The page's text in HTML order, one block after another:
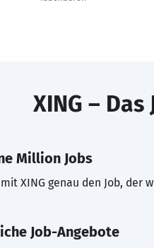
XING –
Million Jobs
XING genau den Job, der
Job-Angebote